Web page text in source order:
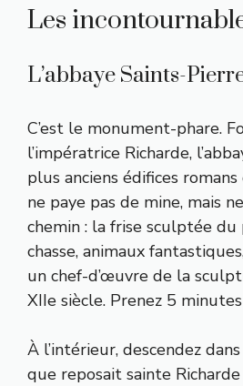
Les
L’abbaye Saints-
C’est le monument-phare.
l’impératrice Richarde,
plus anciens édifices romans
ne paye pas de mine, mais
chemin : la frise sculptée du
chasse, animaux
un chef-d’œuvre de la
XIIe siècle. Prenez 5
À l’intérieur, descendez
que reposait sainte